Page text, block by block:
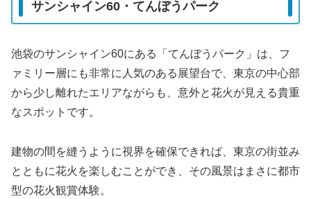
サンシャイン60・てんぼうパーク
池袋のサンシャイン60にある「てんぼうパーク」は、フ
ァミリー層にも非常に人気のある展望台で、東京の中心部
から少し離れたエリアながらも、意外と花火が見える貴重
なスポットです。
建物の間を縫うように視界を確保できれば、東京の街並み
とともに花火を楽しむことができ、その風景はまさに都市
型の花火観賞体験。